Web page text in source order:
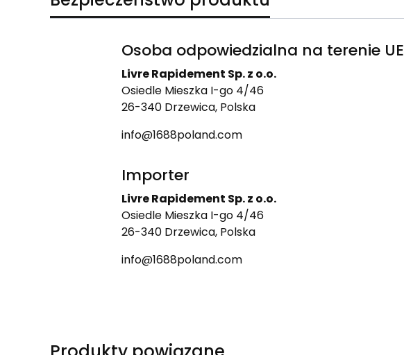
Osoba odpowiedzialna na terenie UE
Livre Rapidement Sp. z o.o.
Osiedle Mieszka I-go 4/46
26-340 Drzewica, Polska
info@1688poland.com
Importer
Livre Rapidement Sp. z o.o.
Osiedle Mieszka I-go 4/46
26-340 Drzewica, Polska
info@1688poland.com